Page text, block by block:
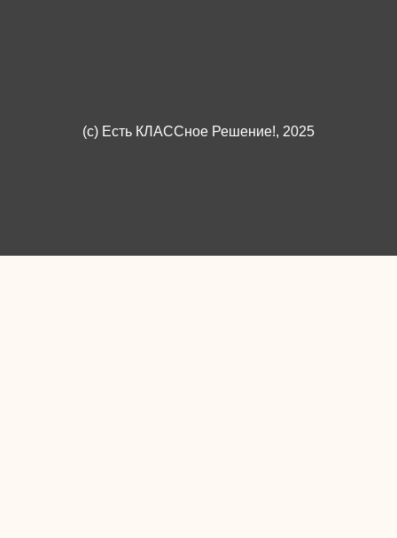
(c) Есть КЛАССное Решение!, 2025